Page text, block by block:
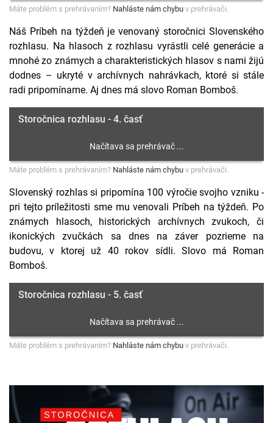
Máte problém s prehrávaním? Nahláste nám chybu v prehrávači.
Náš Príbeh na týždeň je venovaný storočnici Slovenského
rozhlasu. Na hlasoch z rozhlasu vyrástli celé generácie a
mnohé zo známych a charakteristických hlasov s nami žijú
dodnes – ukryté v archívnych nahrávkach, ktoré si stále
radi pripomíname. Aj dnes má slovo Roman Bomboš.
Storočnica rozhlasu - 4. časť
Máte problém s prehrávaním? Nahláste nám chybu v prehrávači.
Slovenský rozhlas si pripomína 100 výročie svojho vzniku -
pri tejto príležitosti sme mu venovali Príbeh na týždeň. Po
známych hlasoch, historických archívnych zvukoch, či
ikonických zvučkách sa dnes na záver pozrieme na
budovu, v ktorej už 40 rokov sídli. Slovo má Roman
Bomboš.
Storočnica rozhlasu - 5. časť
Máte problém s prehrávaním? Nahláste nám chybu v prehrávači.